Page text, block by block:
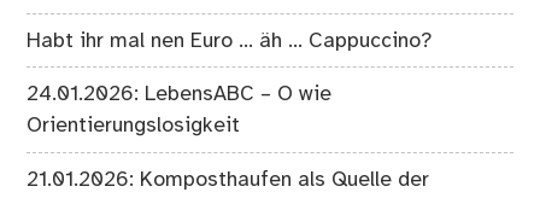
Habt ihr mal nen Euro … äh … Cappuccino?
24.01.2026: LebensABC – O wie
Orientierungslosigkeit
21.01.2026: Komposthaufen als Quelle der